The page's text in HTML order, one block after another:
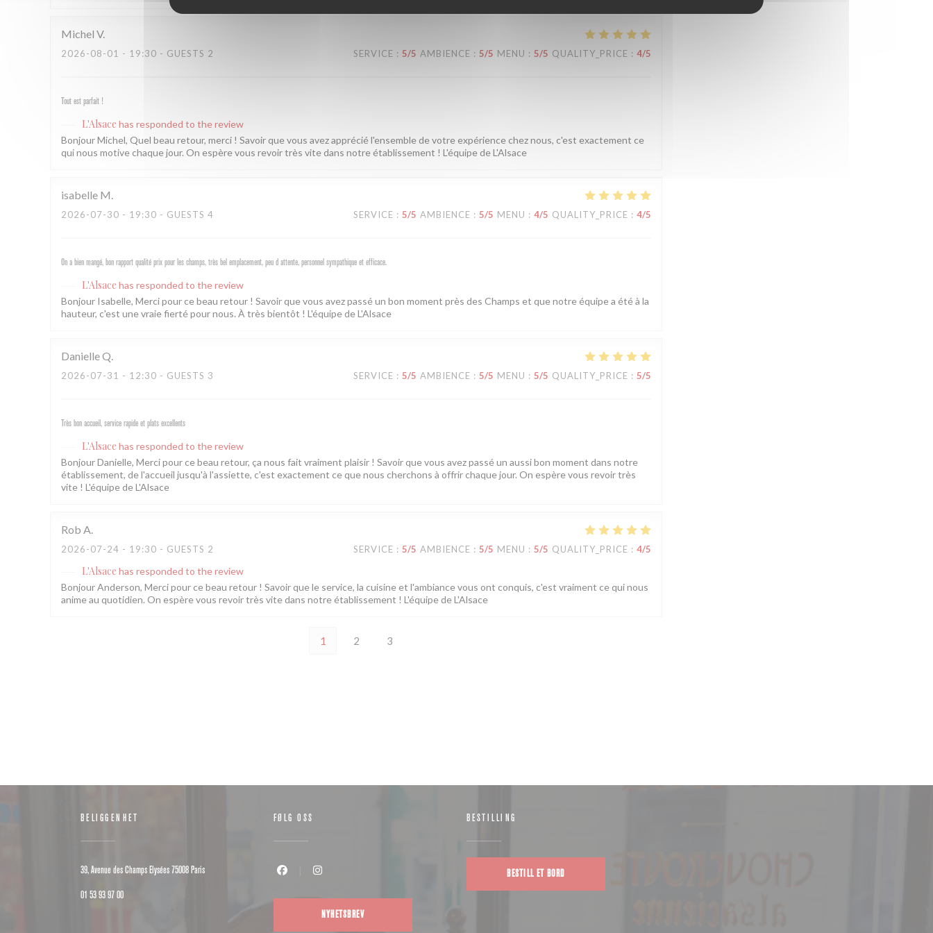
Michel V
2026-08-01 - 19:30 - GUESTS 2 SERVICE : 5/5 AMBIENCE : 5/5 MENU : 5/5 QUALITY_PRICE : 4/5
Tout est parfait !
L'Alsace has responded to the review
Bonjour Michel, Quel beau retour, merci ! Savoir que vous avez apprécié l'ensemble de votre expérience chez nous, c'est exactement ce
qui nous motive chaque jour. On espère vous revoir très vite dans notre établissement ! L'équipe de L'Alsace
isabelle M
2026-07-30 - 19:30 - GUESTS 4 SERVICE : 5/5 AMBIENCE : 5/5 MENU : 4/5 QUALITY_PRICE : 4/5
On a bien mangé, bon rapport qualité prix pour les champs, très bel emplacement, peu d attente, personnel sympathique et efficace.
L'Alsace has responded to the review
Bonjour Isabelle, Merci pour ce beau retour ! Savoir que vous avez passé un bon moment près des Champs et que notre équipe a été à la
hauteur, c'est une vraie fierté pour nous. À très bientôt ! L'équipe de L'Alsace
DanielleQ
2026-07-31 - 12:30 - GUESTS 3 SERVICE : 5/5 AMBIENCE : 5/5 MENU : 5/5 QUALITY_PRICE : 5/5
Très bon accueil, service rapide et plats excellents
L'Alsace has responded to the review
Bonjour Danielle, Merci pour ce beau retour, ça nous fait vraiment plaisir ! Savoir que vous avez passé un aussi bon moment dans notre
établissement, de l'accueil jusqu'à l'assiette, c'est exactement ce que nous cherchons à offrir chaque jour. On espère vous revoir très
vite ! L'équipe de L'Alsace
Rob A
2026-07-24 - 19:30 - GUESTS 2 SERVICE : 5/5 AMBIENCE : 5/5 MENU : 5/5 QUALITY_PRICE : 4/5
L'Alsace has responded to the review
Bonjour Anderson, Merci pour ce beau retour ! Savoir que le service, la cuisine et l'ambiance vous ont conquis, c'est vraiment ce qui nous
anime au quotidien. On espère vous revoir très vite dans notre établissement ! L'équipe de L'Alsace
1 2 3
BELIGGENHET
39, Avenue des Champs Elysées 75008 Paris((åpner i et nytt vindu))
01 53 93 97 00
FØLG OSS
NYHETSBREV
BESTILLING
BESTILL ET BORD